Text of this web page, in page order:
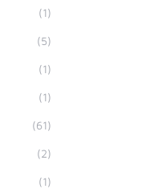
(1)
(5)
(1)
(1)
(61)
(2)
(1)